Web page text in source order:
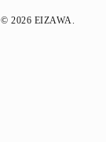
© 2026 EIZAWA.